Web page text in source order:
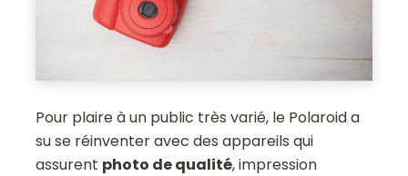
Pour plaire à un public très varié, le Polaroid a
su se réinventer avec des appareils qui
assurent photo de qualité, impression